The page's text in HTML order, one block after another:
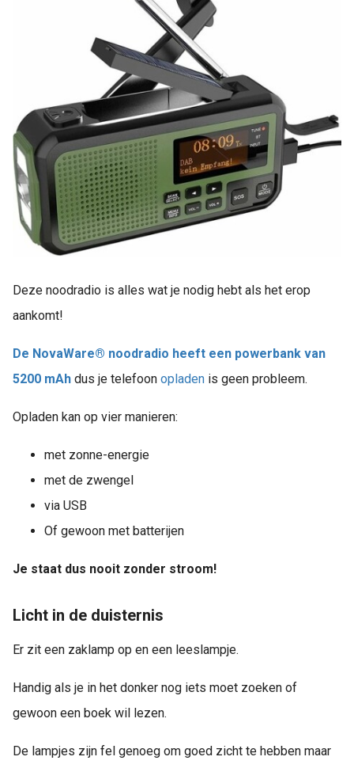
Deze noodradio is alles wat je nodig hebt als het erop
aankomt!
De NovaWare® noodradio heeft een powerbank van
5200 mAh dus je telefoon opladen is geen probleem.
Opladen kan op vier manieren:
met zonne-energie
met de zwengel
via USB
Of gewoon met batterijen
Je staat dus nooit zonder stroom!
Licht in de duisternis
Er zit een zaklamp op en een leeslampje.
Handig als je in het donker nog iets moet zoeken of
gewoon een boek wil lezen.
De lampjes zijn fel genoeg om goed zicht te hebben maar